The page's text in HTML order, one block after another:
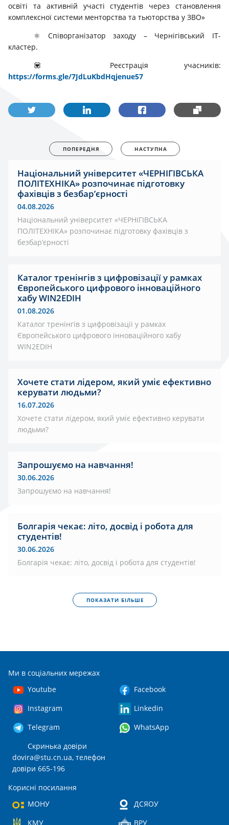
освіті та активній участі студентів через становлення
комплексної системи менторства та тьюторства у ЗВО»
⚛️ Співорганізатор заходу – Чернігівський IT-
кластер.
💟 Реєстрація учасників:
https://forms.gle/7JdLuKbdHqjenue57
ПОПЕРЕДНЯ НАСТУПНА
Національний університет «ЧЕРНІГІВСЬКА
ПОЛІТЕХНІКА» розпочинає підготовку
фахівців з безбар’єрності
04.08.2026
Національний університет «ЧЕРНІГІВСЬКА
ПОЛІТЕХНІКА» розпочинає підготовку фахівців з
безбар’єрності
Каталог тренінгів з цифровізації у рамках
Європейського цифрового інноваційного
хабу WIN2EDIH
01.08.2026
Каталог тренінгів з цифровізації у рамках
Європейського цифрового інноваційного хабу
WIN2EDIH
Хочете стати лідером, який уміє ефективно
керувати людьми?
16.07.2026
Хочете стати лідером, який уміє ефективно керувати
людьми?
Запрошуємо на навчання!
30.06.2026
Запрошуємо на навчання!
Болгарія чекає: літо, досвід і робота для
студентів!
30.06.2026
Болгарія чекає: літо, досвід і робота для студентів!
ПОКАЗАТИ БІЛЬШЕ
Ми в соціальних мережах
Youtube
Facebook
Instagram
Linkedin
Telegram
WhatsApp
Скринька довіри
dovira@stu.cn.ua, телефон
довіри 665-196
Корисні посилання
МОНУ
ДСЯОУ
КМУ
ВРУ